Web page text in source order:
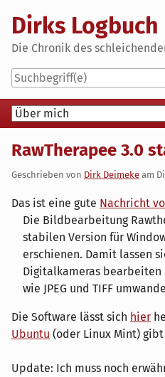
content
Dirks Logbuch
Die Chronik des
Navigation
RawTherapee 3.0
Geschrieben von Dirk Deimeke am
Das ist eine gute Nachricht
Die Bildbearbeitung
stabilen Version für
erschienen. Damit lassen
Digitalkameras bearbeiten
wie JPEG und TIFF
Die Software lässt sich hier
Ubuntu (oder Linux Mint) gibt
Update: Ich muss noch